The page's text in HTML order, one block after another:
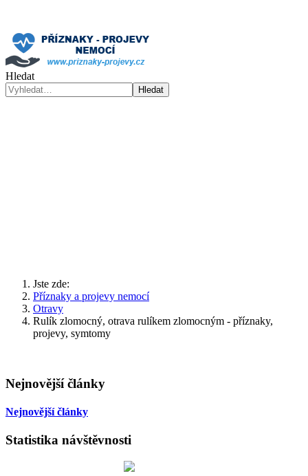
Hledat
Hledat
Jste zde:
Příznaky a projevy nemocí
Otravy
Rulík zlomocný, otrava rulíkem zlomocným - příznaky,
projevy, symtomy
Nejnovější články
Nejnovější články
Statistika návštěvnosti